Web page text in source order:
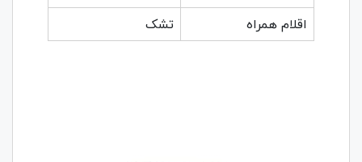
اقلام همراه
تشک